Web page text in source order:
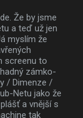
Že by jsme
a teď už jen
myslím že
screenu to
zámko-
/ Dimenze /
Netu jako že
a vnější s
tak